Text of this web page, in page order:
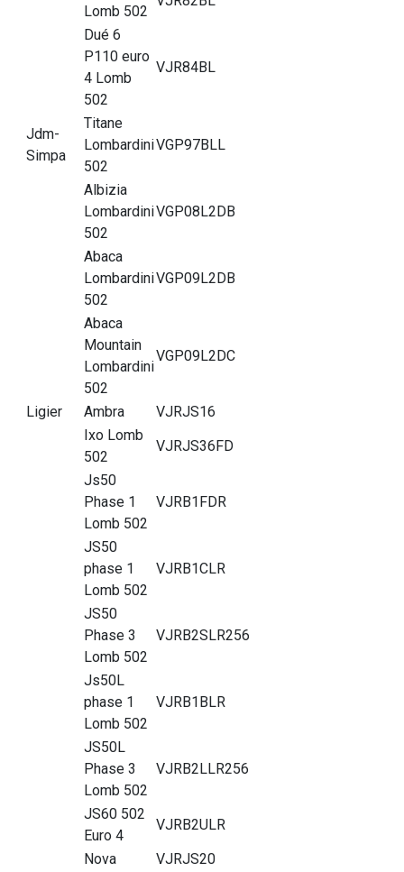
Lomb 502
Dué 6
P110 euro
4 Lomb
502
VJR84BL
Jdm-
Simpa
Titane
Lombardini
502
VGP97BLL
Albizia
Lombardini
502
VGP08L2DB
Abaca
Lombardini
502
VGP09L2DB
Abaca
Mountain
Lombardini
502
VGP09L2DC
Ligier Ambra
VJRJS16
Ixo Lomb
502
VJRJS36FD
Js50
Phase 1
Lomb 502
VJRB1FDR
JS50
phase 1
Lomb 502
VJRB1CLR
JS50
Phase 3
Lomb 502
VJRB2SLR256
Js50L
phase 1
Lomb 502
VJRB1BLR
JS50L
Phase 3
Lomb 502
VJRB2LLR256
JS60 502
Euro 4
VJRB2ULR
Nova
VJRJS20